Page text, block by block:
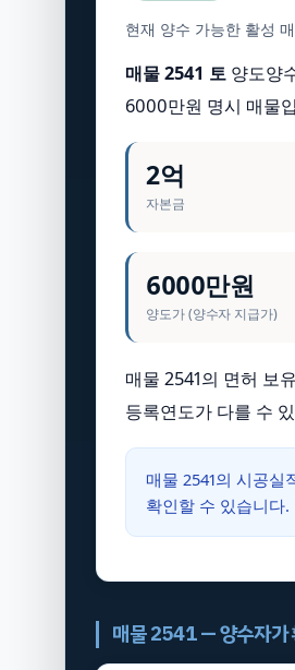
현재 양수 가능한 활성
매물 2541 토양도양
6000만원 명시 매물
2억
자본금
6000만원
양도가 (양수자 지급가)
매물 2541의 면허 보
등록연도가 다를 수
매물 2541의 시공실
확인할 수 있습니다
매물 2541 — 양수자가